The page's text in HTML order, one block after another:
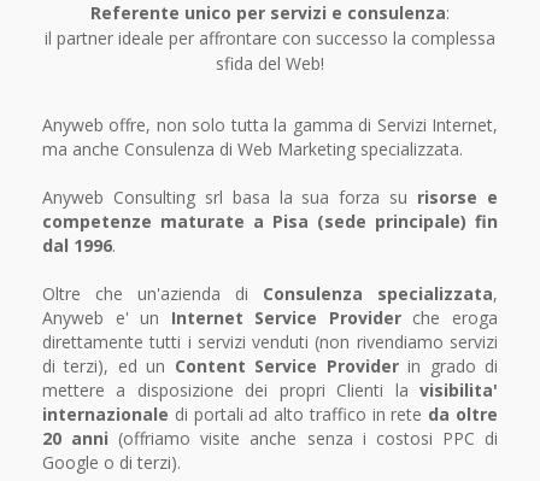
Referente unico per servizi e consulenza:
il partner ideale per affrontare con successo la complessa
sfida del Web!
Anyweb offre, non solo tutta la gamma di Servizi Internet,
ma anche Consulenza di Web Marketing specializzata.
Anyweb Consulting srl basa la sua forza su risorse e
competenze maturate a Pisa (sede principale) fin
dal 1996.
Oltre che un'azienda di Consulenza specializzata,
Anyweb e' un Internet Service Providerche eroga
direttamente tutti i servizi venduti (non rivendiamo servizi
di terzi), ed un Content Service Providerin grado di
mettere a disposizione dei propri Clienti la visibilita'
internazionale di portali ad alto traffico in rete da oltre
20 anni (offriamo visite anche senza i costosi PPC di
Google o di terzi).